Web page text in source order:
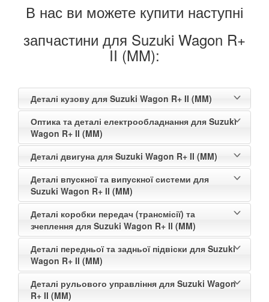
В нас ви можете купити наступні
запчастини для Suzuki Wagon R+
II (MM):
Деталі кузову для Suzuki Wagon R+ II (MM)
Оптика та деталі електрообладнання для Suzuki
Wagon R+ II (MM)
Деталі двигуна для Suzuki Wagon R+ II (MM)
Деталі впускної та випускної системи для
Suzuki Wagon R+ II (MM)
Деталі коробки передач (трансмісії) та
зчеплення для Suzuki Wagon R+ II (MM)
Деталі передньої та задньої підвіски для Suzuki
Wagon R+ II (MM)
Деталі рульового управління для Suzuki Wagon
R+ II (MM)